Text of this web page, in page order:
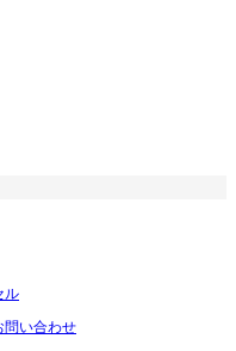
ル
問い合わせ